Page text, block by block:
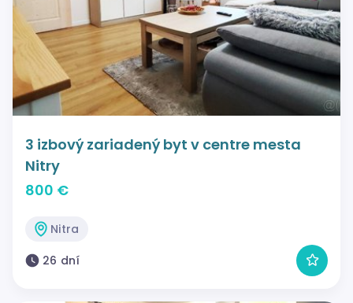
3 izbový zariadený byt v centre mesta
Nitry
800 €
Nitra
26 dní